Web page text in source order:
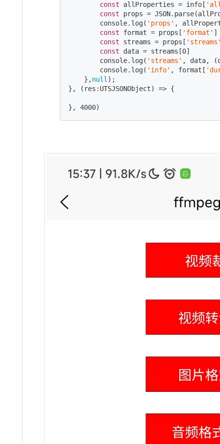
const allProperties = info[
const props = JSON
console.log( 'props' ,
const format = props[ 'format'
const streams = props[
const data = streams[0]
console.log( 'streams' , data,
console.log( 'info' , format[
    },
null);
}, (res:UTSJSONObject) => {
}, 4000)